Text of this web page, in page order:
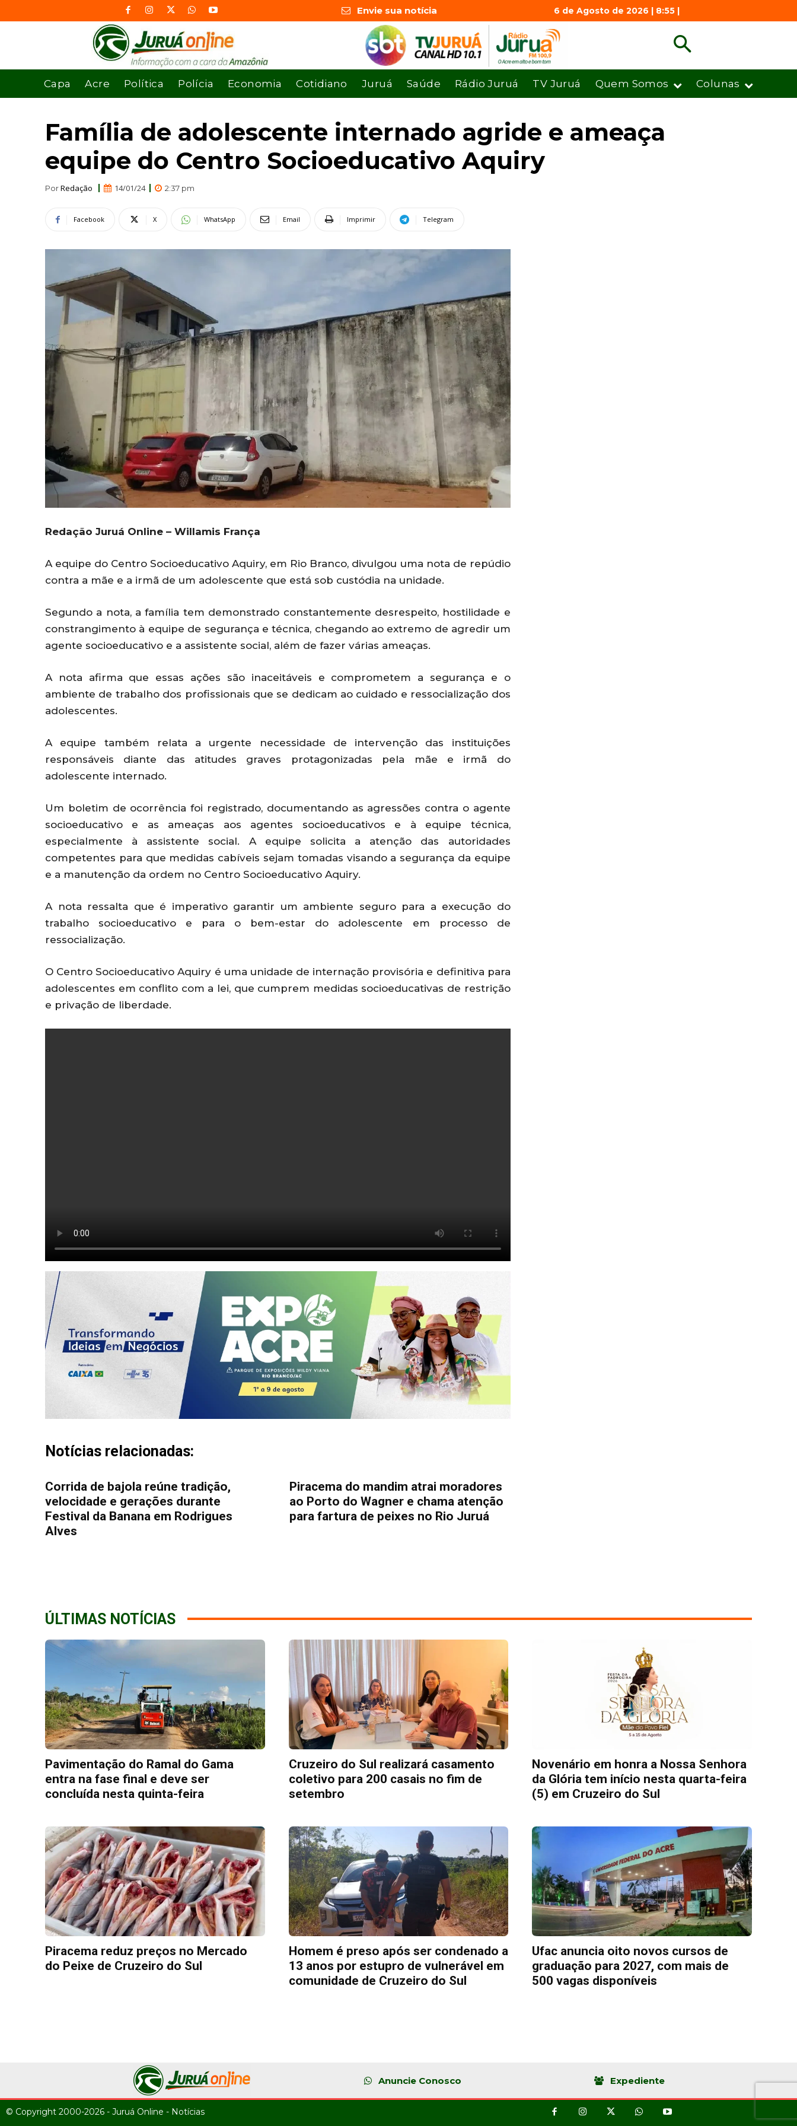
Envie sua notícia 6 de Agosto de 2026 | 8:56 |
Capa Acre Política Polícia Economia Cotidiano Juruá Saúde Rádio Juruá TV Juruá Quem Somos Colunas
Família de adolescente internado agride e ameaça
equipe do Centro Socioeducativo Aquiry
PorRedação 14/01/24 2:37 pm
Facebook X WhatsApp Email Imprimir Telegram
Redação Juruá Online – Willamis França
A equipe do Centro Socioeducativo Aquiry, em Rio Branco, divulgou uma nota de repúdio
contra a mãe e a irmã de um adolescente que está sob custódia na unidade.
Segundo a nota, a família tem demonstrado constantemente desrespeito, hostilidade e
constrangimento à equipe de segurança e técnica, chegando ao extremo de agredir um
agente socioeducativo e a assistente social, além de fazer várias ameaças.
A nota afirma que essas ações são inaceitáveis e comprometem a segurança e o
ambiente de trabalho dos profissionais que se dedicam ao cuidado e ressocialização dos
adolescentes.
A equipe também relata a urgente necessidade de intervenção das instituições
responsáveis diante das atitudes graves protagonizadas pela mãe e irmã do
adolescente internado.
Um boletim de ocorrência foi registrado, documentando as agressões contra o agente
socioeducativo e as ameaças aos agentes socioeducativos e à equipe técnica,
especialmente à assistente social. A equipe solicita a atenção das autoridades
competentes para que medidas cabíveis sejam tomadas visando a segurança da equipe
e a manutenção da ordem no Centro Socioeducativo Aquiry.
A nota ressalta que é imperativo garantir um ambiente seguro para a execução do
trabalho socioeducativo e para o bem-estar do adolescente em processo de
ressocialização.
O Centro Socioeducativo Aquiry é uma unidade de internação provisória e definitiva para
adolescentes em conflito com a lei, que cumprem medidas socioeducativas de restrição
e privação de liberdade.
Notícias relacionadas:
Corrida de bajola reúne tradição,
velocidade e gerações durante
Festival da Banana em Rodrigues
Alves
Piracema do mandim atrai moradores
ao Porto do Wagner e chama atenção
para fartura de peixes no Rio Juruá
ÚLTIMAS NOTÍCIAS
Pavimentação do Ramal do Gama
entra na fase final e deve ser
concluída nesta quinta-feira
Cruzeiro do Sul realizará casamento
coletivo para 200 casais no fim de
setembro
Novenário em honra a Nossa Senhora
da Glória tem início nesta quarta-feira
(5) em Cruzeiro do Sul
Piracema reduz preços no Mercado
do Peixe de Cruzeiro do Sul
Homem é preso após ser condenado a
13 anos por estupro de vulnerável em
comunidade de Cruzeiro do Sul
Ufac anuncia oito novos cursos de
graduação para 2027, com mais de
500 vagas disponíveis
Anuncie Conosco Expediente
© Copyright 2000-2026 - Juruá Online - Notícias